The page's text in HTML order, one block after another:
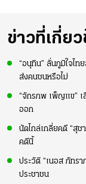
ข่าวที่เกี่ย
“อนุทิน” ลั่นภูมิใจไท
ส่งคนชนหรือไม่
“จักรภพ เพ็ญแข” เ
ออก
นัดไกล่เกลี่ยคดี “สุช
คดีนี้
ประวัติ “เนอส ภัทร
ประชาชน